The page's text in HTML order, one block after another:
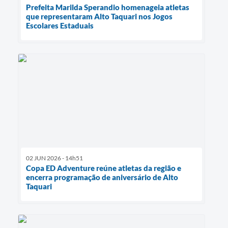
Prefeita Marilda Sperandio homenageia atletas
que representaram Alto Taquari nos Jogos
Escolares Estaduais
02 JUN 2026 - 14h51
Copa ED Adventure reúne atletas da região e
encerra programação de aniversário de Alto
Taquari